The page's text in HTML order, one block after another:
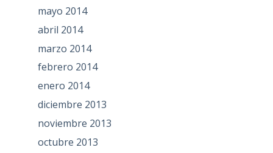
mayo 2014
abril 2014
marzo 2014
febrero 2014
enero 2014
diciembre 2013
noviembre 2013
octubre 2013